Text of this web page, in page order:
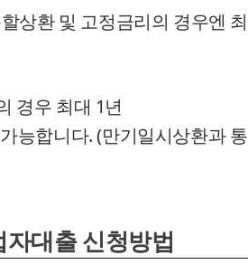
상환 및 고정금리의 경우엔 최
경우 최대 1년
능합니다. (만기일시상환과 통
대출 신청방법